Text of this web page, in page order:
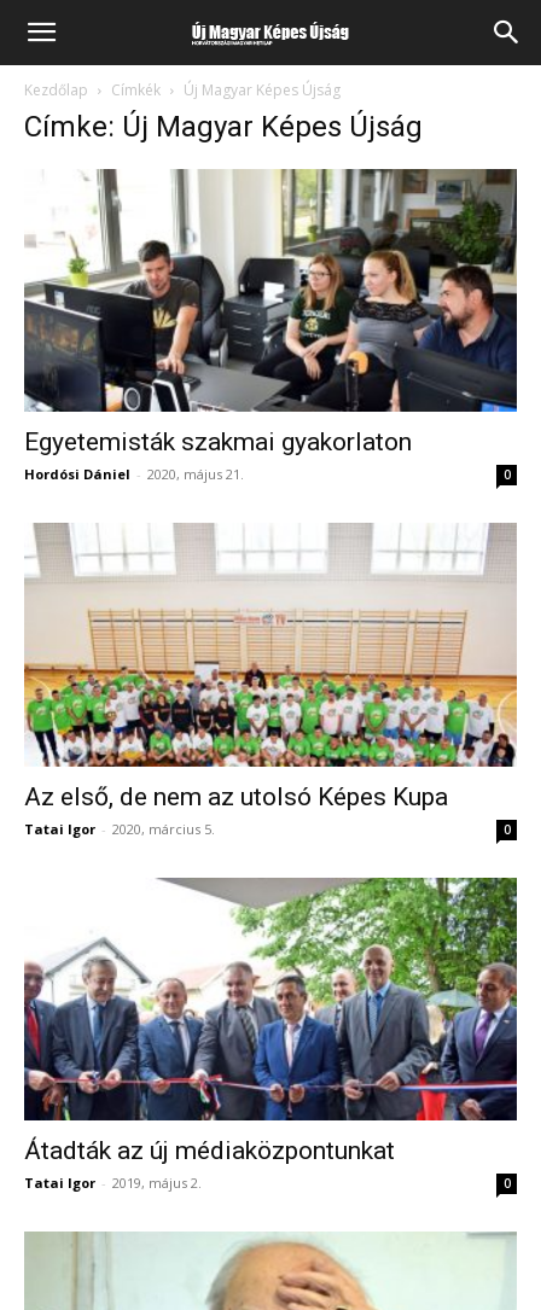
Kezdőlap Címkék Új Magyar Képes Újság
Címke: Új Magyar Képes Újság
Egyetemisták szakmai gyakorlaton
Hordósi Dániel - 2020, május 21. 0
Az első, de nem az utolsó Képes Kupa
Tatai Igor - 2020, március 5. 0
Átadták az új médiaközpontunkat
Tatai Igor - 2019, május 2. 0